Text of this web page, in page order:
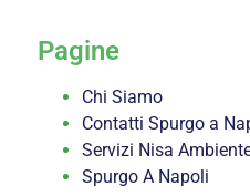
Pagine
Chi Siamo
Contatti Spurgo a
Servizi Nisa
Spurgo A Napoli